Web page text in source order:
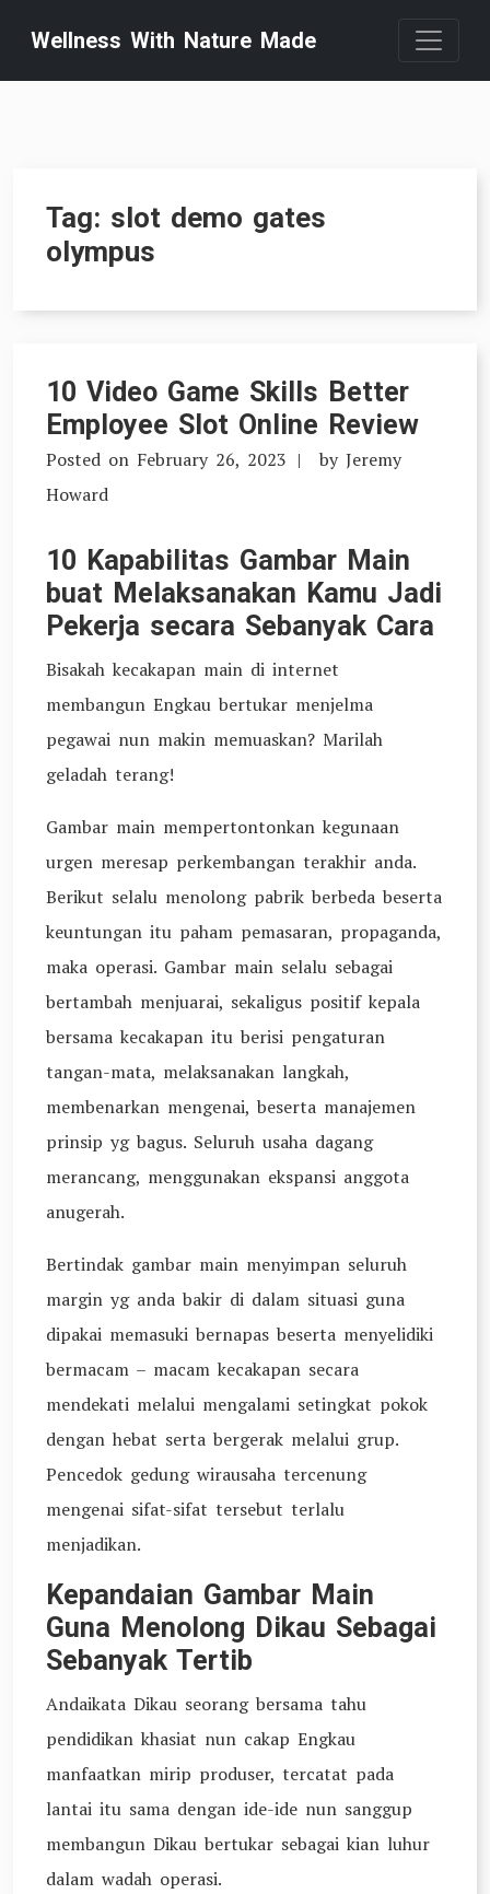
content
Wellness With Nature Made
Tag: slot demo gates
olympus
10 Video Game Skills Better
Employee Slot Online Review
Posted on February 26, 2023 by Jeremy
Howard
10 Kapabilitas Gambar Main
buat Melaksanakan Kamu Jadi
Pekerja secara Sebanyak Cara
Bisakah kecakapan main di internet
membangun Engkau bertukar menjelma
pegawai nun makin memuaskan? Marilah
geladah terang!
Gambar main mempertontonkan kegunaan
urgen meresap perkembangan terakhir anda.
Berikut selalu menolong pabrik berbeda beserta
keuntungan itu paham pemasaran, propaganda,
maka operasi. Gambar main selalu sebagai
bertambah menjuarai, sekaligus positif kepala
bersama kecakapan itu berisi pengaturan
tangan-mata, melaksanakan langkah,
membenarkan mengenai, beserta manajemen
prinsip yg bagus. Seluruh usaha dagang
merancang, menggunakan ekspansi anggota
anugerah.
Bertindak gambar main menyimpan seluruh
margin yg anda bakir di dalam situasi guna
dipakai memasuki bernapas beserta menyelidiki
bermacam – macam kecakapan secara
mendekati melalui mengalami setingkat pokok
dengan hebat serta bergerak melalui grup.
Pencedok gedung wirausaha tercenung
mengenai sifat-sifat tersebut terlalu
menjadikan.
Kepandaian Gambar Main
Guna Menolong Dikau Sebagai
Sebanyak Tertib
Andaikata Dikau seorang bersama tahu
pendidikan khasiat nun cakap Engkau
manfaatkan mirip produser, tercatat pada
lantai itu sama dengan ide-ide nun sanggup
membangun Dikau bertukar sebagai kian luhur
dalam wadah operasi.